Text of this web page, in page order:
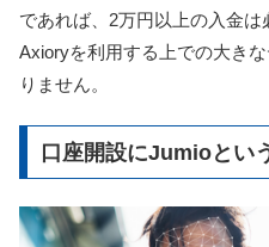
であれば、2万円以上の入金は
Axioryを利用する上での大き
りません。
口座開設にJumioとい